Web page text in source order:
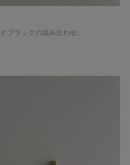
ブラックの組み合わせ。